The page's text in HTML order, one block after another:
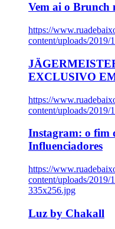
Vem ai o Brunch
https://
content/uploads/2019/
EXCLUSIVO
https://
content/uploads/2019/
Instagram: o fim
Influenciadores
https://
content/uploads/2019/
335x256.jpg
Luz by Chakall